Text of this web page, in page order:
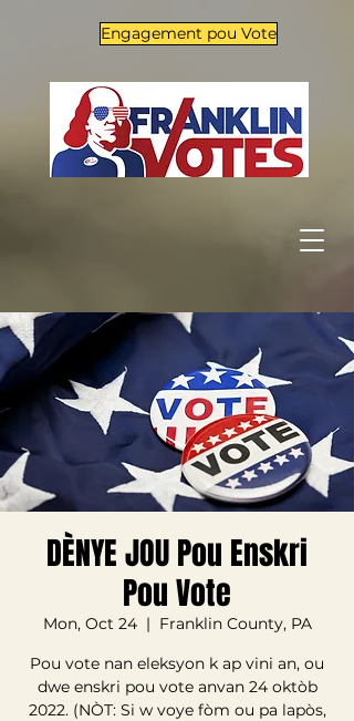
Engagement pou Vote
DÈNYE JOU Pou Enskri
Pou Vote
Mon, Oct 24
  |
Franklin County, PA
Pou vote nan eleksyon k ap vini an, ou
dwe enskri pou vote anvan 24 oktòb
2022. (NÒT: Si w voye fòm ou pa lapòs,